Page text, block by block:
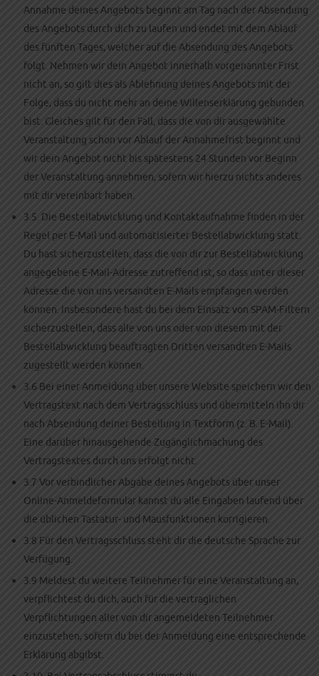
Annahme deines Angebots beginnt am Tag nach der Absendung
des Angebots durch dich zu laufen und endet mit dem Ablauf
des fünften Tages, welcher auf die Absendung des Angebots
folgt. Nehmen wir dein Angebot innerhalb vorgenannter Frist
nicht an, so gilt dies als Ablehnung deines Angebots mit der
Folge, dass du nicht mehr an deine Willenserklärung gebunden
bist. Gleiches gilt für den Fall, dass die von dir ausgewählte
Veranstaltung schon vor Ablauf der Annahmefrist beginnt und
wir dein Angebot nicht bis spätestens 24 Stunden vor Beginn
der Veranstaltung annehmen, sofern wir hierzu nichts anderes
mit dir vereinbart haben.
3.5. Die Bestellabwicklung und Kontaktaufnahme finden in der
Regel per E-Mail und automatisierter Bestellabwicklung statt.
Du hast sicherzustellen, dass die von dir zur Bestellabwicklung
angegebene E-Mail-Adresse zutreffend ist, so dass unter dieser
Adresse die von uns versandten E-Mails empfangen werden
können. Insbesondere hast du bei dem Einsatz von SPAM-Filtern
sicherzustellen, dass alle von uns oder von diesem mit der
Bestellabwicklung beauftragten Dritten versandten E-Mails
zugestellt werden können.
3.6 Bei einer Anmeldung über unsere Website speichern wir den
Vertragstext nach dem Vertragsschluss und übermitteln ihn dir
nach Absendung deiner Bestellung in Textform (z. B. E-Mail).
Eine darüber hinausgehende Zugänglichmachung des
Vertragstextes durch uns erfolgt nicht.
3.7 Vor verbindlicher Abgabe deines Angebots über unser
Online-Anmeldeformular kannst du alle Eingaben laufend über
die üblichen Tastatur- und Mausfunktionen korrigieren.
3.8 Für den Vertragsschluss steht dir die deutsche Sprache zur
Verfügung.
3.9 Meldest du weitere Teilnehmer für eine Veranstaltung an,
verpflichtest du dich, auch für die vertraglichen
Verpflichtungen aller von dir angemeldeten Teilnehmer
einzustehen, sofern du bei der Anmeldung eine entsprechende
Erklärung abgibst.